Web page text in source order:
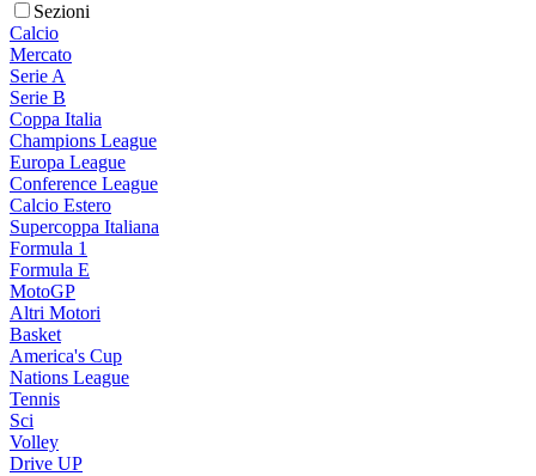
Sezioni
Calcio
Mercato
Serie A
Serie B
Coppa Italia
Champions League
Europa League
Conference League
Calcio Estero
Supercoppa Italiana
Formula 1
Formula E
MotoGP
Altri Motori
Basket
America's Cup
Nations League
Tennis
Sci
Volley
Drive UP